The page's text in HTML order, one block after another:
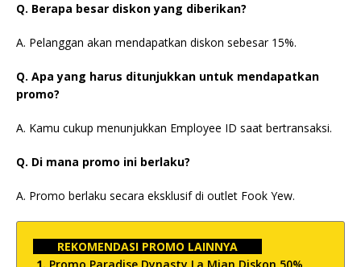
Q. Berapa besar diskon yang diberikan?
A. Pelanggan akan mendapatkan diskon sebesar 15%.
Q. Apa yang harus ditunjukkan untuk mendapatkan
promo?
A. Kamu cukup menunjukkan Employee ID saat bertransaksi.
Q. Di mana promo ini berlaku?
A. Promo berlaku secara eksklusif di outlet Fook Yew.
REKOMENDASI PROMO LAINNYA